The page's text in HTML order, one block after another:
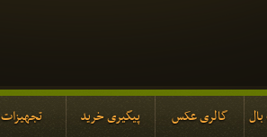
گالری عکس پیگیری خرید تجهیزات